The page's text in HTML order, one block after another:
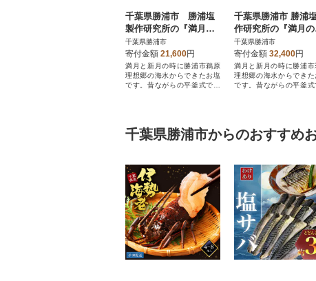
千葉県勝浦市 勝浦塩
製作研究所の『満月の
刻』45gと『新月の
煌』45g 各3個セット
千葉県勝浦市
寄付金額 21,600円
満月と新月の時に勝浦市鵜原
理想郷の海水からできたお塩
です。昔ながらの平釜式で真
千葉県勝浦市 勝浦
作研究所の『満月の
刻』45gと『新月の
煌』45g 各5個セット
千葉県勝浦市
寄付金額 32,400円
満月と新月の時に勝浦市
理想郷の海水からできた
です。昔ながらの平釜式
千葉県勝浦市からのおすすめ